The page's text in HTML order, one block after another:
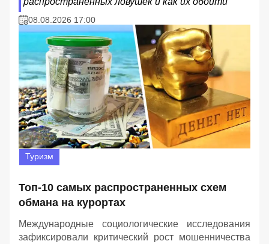
08.08.2026 17:00
Туризм
Топ-10 самых распространенных схем
обмана на курортах
Международные социологические исследования
зафиксировали критический рост мошенничества